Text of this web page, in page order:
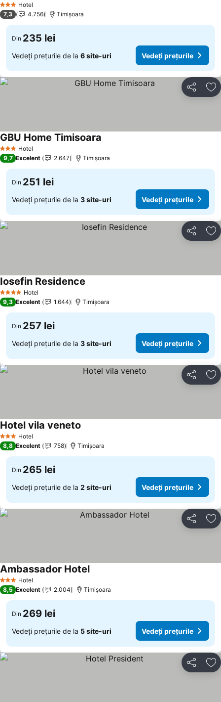
3 SteleHotel
7,3 4.756 Timișoara
Din 235 lei
Vedeți prețurile de la 6 site-uri Vedeți prețurile
Distribuiți
3 SteleHotel
GBU Home Timisoara
9,7 Excelent 2.647 Timișoara
Din 251 lei
Vedeți prețurile de la 3 site-uri Vedeți prețurile
Distribuiți
4 Stele Hotel
Iosefin Residence
9,3 Excelent 1.644 Timișoara
Din 257 lei
Vedeți prețurile de la 3 site-uri Vedeți prețurile
Distribuiți
3 SteleHotel
Hotel vila veneto
8,8 Excelent 758 Timișoara
Din 265 lei
Vedeți prețurile de la 2 site-uri Vedeți prețurile
Distribuiți
3 SteleHotel
Ambassador Hotel
8,5 Excelent 2.004 Timișoara
Din 269 lei
Vedeți prețurile de la 5 site-uri Vedeți prețurile
Distribuiți